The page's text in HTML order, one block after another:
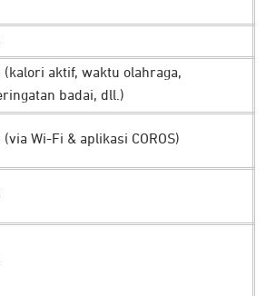
dan lingkungan yang dilalui.
Baik
(kalori aktif, waktu olahraga,
badai, dll.)
(via Wi-Fi & aplikasi COROS)